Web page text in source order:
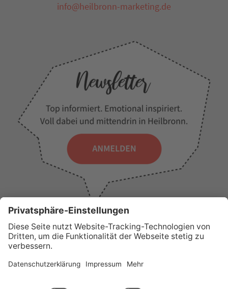
WICHTIGE LINKS
PresseWir über unsTourist-Information
info@heilbronn-marketing.de